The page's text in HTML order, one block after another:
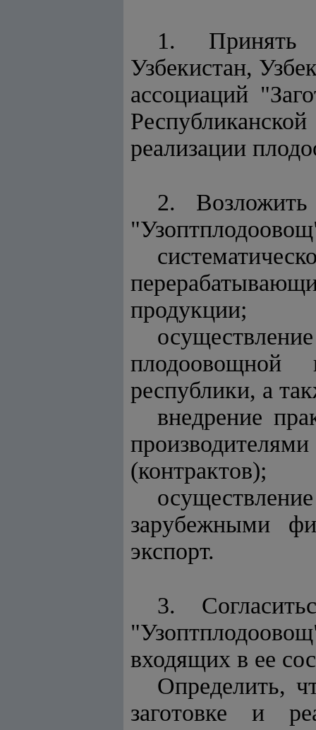
1. Принять
Узбекистан,
ассоциаций
реализации
2.
продукции;
плодоовощной
республики, а
внедрение
(контрактов);
зарубежными
экспорт.
3.
входящих в ее
Определить,
заготовке и